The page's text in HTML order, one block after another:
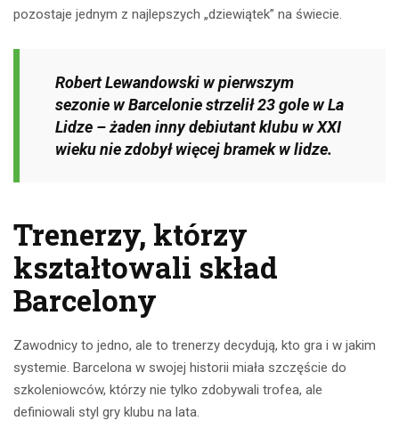
pozostaje jednym z najlepszych „dziewiątek” na świecie.
Robert Lewandowski w pierwszym
sezonie w Barcelonie strzelił 23 gole w La
Lidze – żaden inny debiutant klubu w XXI
wieku nie zdobył więcej bramek w lidze.
Trenerzy, którzy
kształtowali skład
Barcelony
Zawodnicy to jedno, ale to trenerzy decydują, kto gra i w jakim
systemie. Barcelona w swojej historii miała szczęście do
szkoleniowców, którzy nie tylko zdobywali trofea, ale
definiowali styl gry klubu na lata.